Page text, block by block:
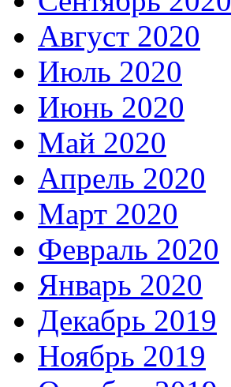
Август 2020
Июль 2020
Июнь 2020
Май 2020
Апрель 2020
Март 2020
Февраль 2020
Январь 2020
Декабрь 2019
Ноябрь 2019